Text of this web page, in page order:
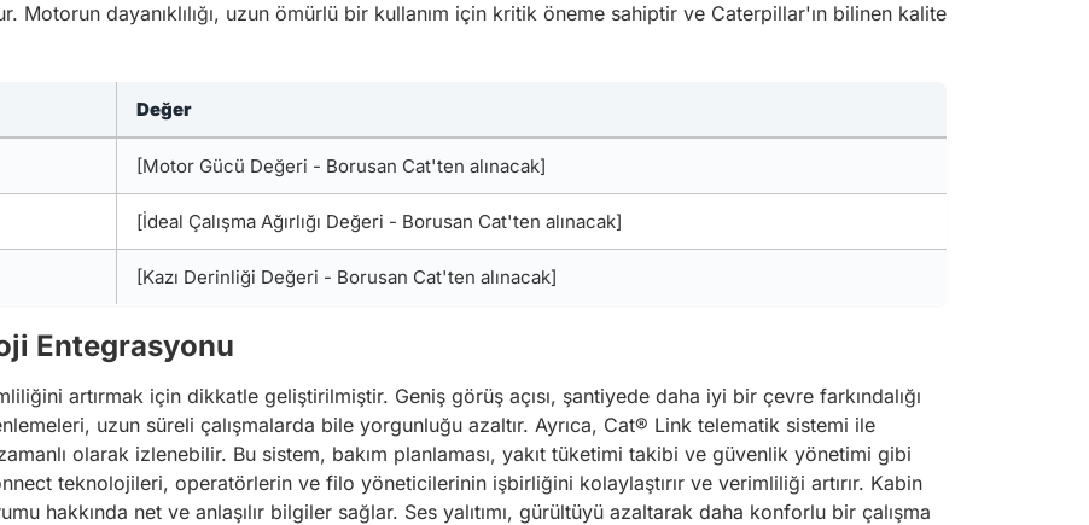
Motorun dayanıklılığı, uzun ömürlü bir kullanım için kritik öneme sahiptir ve Caterpillar'ın bilinen kalite
Değer
[Motor Gücü Değeri - Borusan Cat'ten alınacak]
[İdeal Çalışma Ağırlığı Değeri - Borusan Cat'ten alınacak]
[Kazı Derinliği Değeri - Borusan Cat'ten alınacak]
Entegrasyonu
artırmak için dikkatle geliştirilmiştir. Geniş görüş açısı, şantiyede daha iyi bir çevre farkındalığı
uzun süreli çalışmalarda bile yorgunluğu azaltır. Ayrıca, Cat® Link telematik sistemi ile
olarak izlenebilir. Bu sistem, bakım planlaması, yakıt tüketimi takibi ve güvenlik yönetimi gibi
teknolojileri, operatörlerin ve filo yöneticilerinin işbirliğini kolaylaştırır ve verimliliği artırır. Kabin
hakkında net ve anlaşılır bilgiler sağlar. Ses yalıtımı, gürültüyü azaltarak daha konforlu bir çalışma